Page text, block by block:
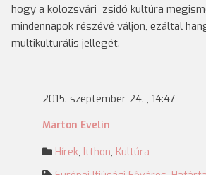
hogy a kolozsvári zsidó kultúra
mindennapok részévé váljon, ezáltal
multikulturális jellegét.
2015. szeptember 24. , 14:47
Márton Evelin
Hírek, Itthon, Kultúra